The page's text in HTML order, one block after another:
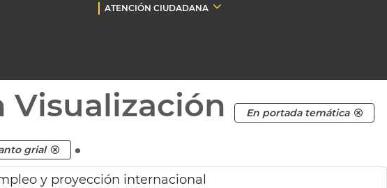
ATENCIÓN CIUDADANA
Visualización En portada temática
grial .
y proyección internacional